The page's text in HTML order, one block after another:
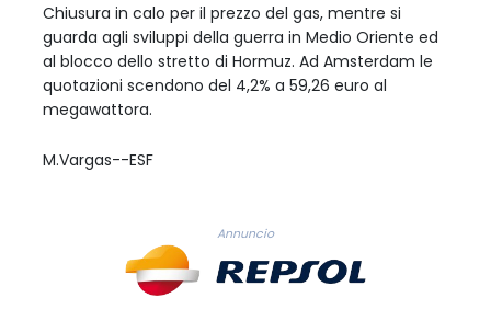
Chiusura in calo per il prezzo del gas, mentre si
guarda agli sviluppi della guerra in Medio Oriente ed
al blocco dello stretto di Hormuz. Ad Amsterdam le
quotazioni scendono del 4,2% a 59,26 euro al
megawattora.
M.Vargas--ESF
Annuncio